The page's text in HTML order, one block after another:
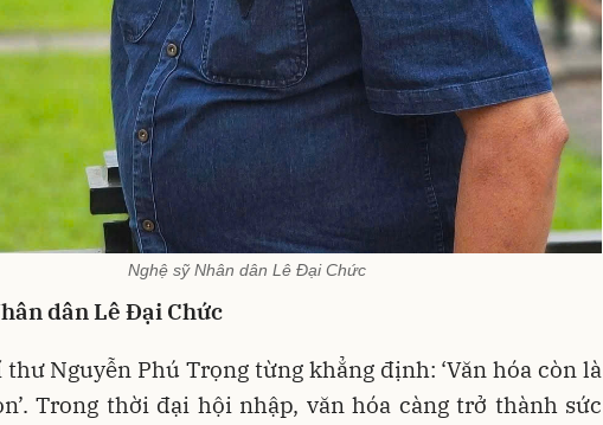
Nghệ sỹ Nhân dân Lê Đại Chức
dân Lê Đại Chức
thư Nguyễn Phú Trọng từng khẳng định: ‘Văn hóa còn là
Trong thời đại hội nhập, văn hóa càng trở thành sức